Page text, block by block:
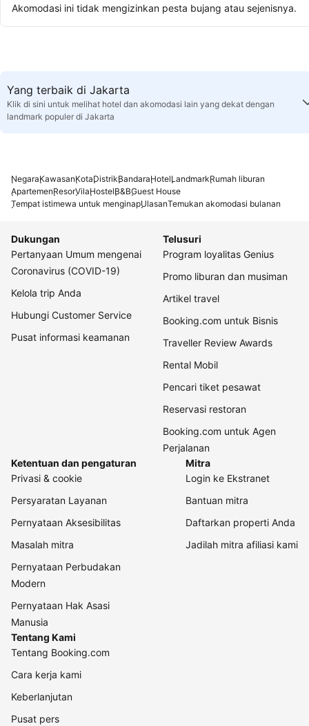
Akomodasi ini tidak mengizinkan pesta bujang atau sejenisnya.
Yang terbaik di Jakarta
Klik di sini untuk melihat hotel dan akomodasi lain yang dekat dengan
landmark populer di Jakarta
NegaraKawasanKotaDistrikBandaraHotelLandmarkRumah liburan
ApartemenResorVilaHostelB&BGuest House
Tempat istimewa untuk menginapUlasanTemukan akomodasi bulanan
Dukungan
Pertanyaan Umum mengenai
Coronavirus (COVID-19)
Kelola trip Anda
Hubungi Customer Service
Pusat informasi keamanan
Telusuri
Program loyalitas Genius
Promo liburan dan musiman
Artikel travel
Booking.com untuk Bisnis
Traveller Review Awards
Rental Mobil
Pencari tiket pesawat
Reservasi restoran
Booking.com untuk Agen
Perjalanan
Ketentuan dan pengaturan
Privasi & cookie
Persyaratan Layanan
Pernyataan Aksesibilitas
Masalah mitra
Pernyataan Perbudakan
Modern
Pernyataan Hak Asasi
Manusia
Mitra
Login ke Ekstranet
Bantuan mitra
Daftarkan properti Anda
Jadilah mitra afiliasi kami
Tentang Kami
Tentang Booking.com
Cara kerja kami
Keberlanjutan
Pusat pers